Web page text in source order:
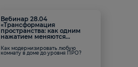
Вебинар 28.04
«Трансформация
пространства: как одним
нажатием меняются
Как модернизировать любую
комнату в доме до уровня ПРО?